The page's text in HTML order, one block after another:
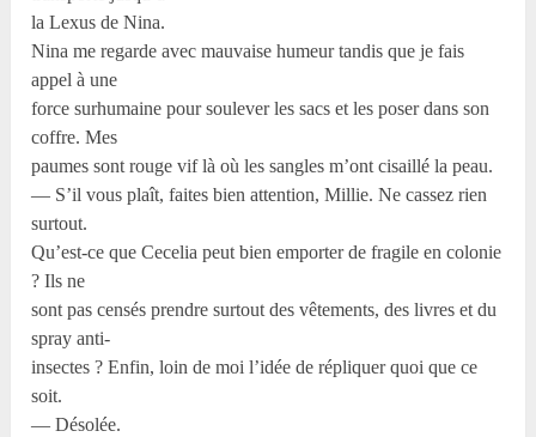
la Lexus de Nina.
Nina me regarde avec mauvaise humeur tandis que je fais
appel à une
force surhumaine pour soulever les sacs et les poser dans son
coffre. Mes
paumes sont rouge vif là où les sangles m’ont cisaillé la peau.
— S’il vous plaît, faites bien attention, Millie. Ne cassez rien
surtout.
Qu’est-ce que Cecelia peut bien emporter de fragile en colonie
? Ils ne
sont pas censés prendre surtout des vêtements, des livres et du
spray anti-
insectes ? Enfin, loin de moi l’idée de répliquer quoi que ce
soit.
— Désolée.